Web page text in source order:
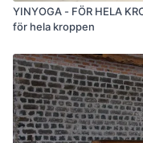
YINYOGA - FÖR HELA
för hela kroppen